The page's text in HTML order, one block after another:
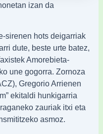
izan da
sirenen hots deigarriak
dute, beste urte batez,
Amorebieta-
une gogorra. Zornoza
Gregorio Arrienen
ekitaldi hunkigarria
zauriak itxi eta
asmoz.